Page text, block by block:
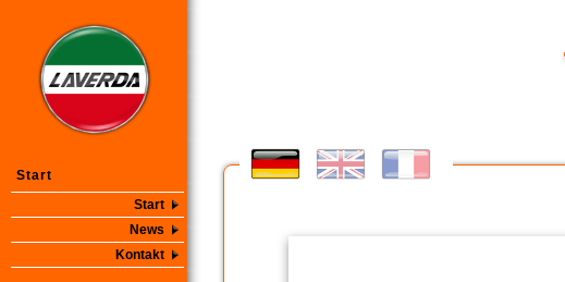
Start
Start
News
Kontakt